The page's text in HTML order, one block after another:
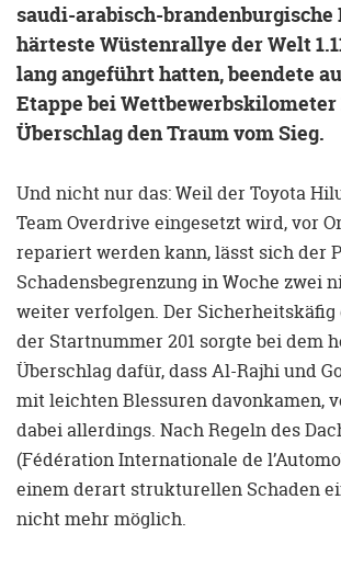
saudi-arabisch-brandenburgische
härteste Wüstenrallye der Welt
lang angeführt hatten, beendete
Etappe bei Wettbewerbskilometer
Überschlag den Traum vom Sieg.
Und nicht nur das: Weil der Toyota
Team Overdrive eingesetzt wird, vor
repariert werden kann, lässt sich der
Schadensbegrenzung in Woche zwei
weiter verfolgen. Der
der Startnummer 201 sorgte bei dem
Überschlag dafür, dass Al-Rajhi und
mit leichten Blessuren davonkamen,
dabei allerdings. Nach Regeln des
(Fédération Internationale de
einem derart strukturellen Schaden
nicht mehr möglich.